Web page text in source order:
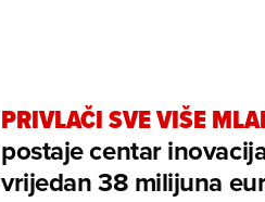
PRIVLAČI SVE VIŠE
postaje centar
vrijedan 38 milijuna